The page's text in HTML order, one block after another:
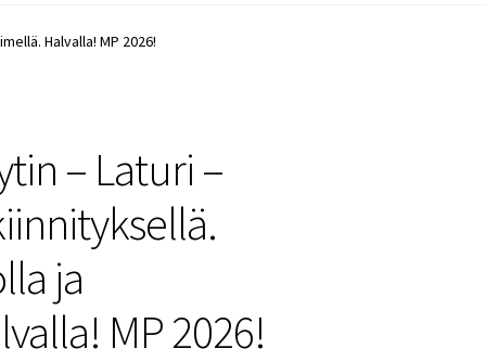
Halvalla! MP 2026!
– Laturi –
ja
MP 2026!